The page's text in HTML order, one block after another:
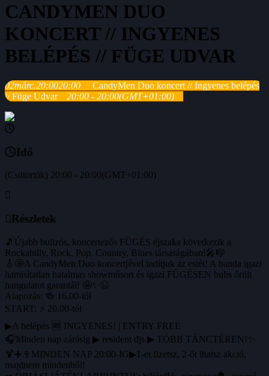
CANDYMEN DUO
KONCERT // INGYENES
BELÉPÉS // FÜGE UDVAR
02márc.20:0020:00
CandyMen Duo koncert // Ingyenes belépés
// Füge Udvar
20:00 - 20:00(GMT+01:00)
Idő
(Csütörtök) 20:00 - 20:00(GMT+01:00)
Részletek
🎵Újabb bulizós, koncertezős FÜGÉS éjszaka következik a
Rockabilly, Rock, Pop, Country, Blues társaságában!🎤🎼
🎸🤩A CandyMen Duo koncertjével indítjuk az estét! A banda igazi
hamisítatlan hatalmas showműsort és igazi FÜGÉSEN bulis őrült
hangulatot garantál! 🤩✨😉
Alapozás: 🍻 16.00-tól
START: ⚡ 20.00-tól
▶A belépés 🆓 INGYENES! | ENTRY FREE
🎧Minden nap zárásig ▶ resident djs ▶ TÖBB TÁNCTÉREN!✨
🍹➕🍷MINDEN NAP 20:00-IG▶1-et fizetsz, 2-őt ihatsz akció,
majdnem mindenből!